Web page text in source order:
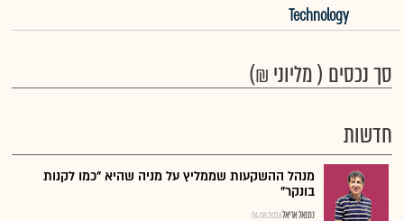
Technology
סך נכסים ( מליוני ₪)
חדשות
מנהל ההשקעות שממליץ על מניה שהיא "כמו לקנות
בונקר"
04.08.2026נתנאל אריאל